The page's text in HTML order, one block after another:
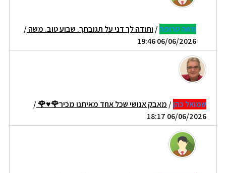
משה טרופה/ ותודה לך דני על תגובתך. שבוע טוב. משה/
06/06/2026 19:46
שמואל כהן/ מאבק אנושי שכל אחד מאיתנו מכיר🌹♥🌹/
06/06/2026 18:17